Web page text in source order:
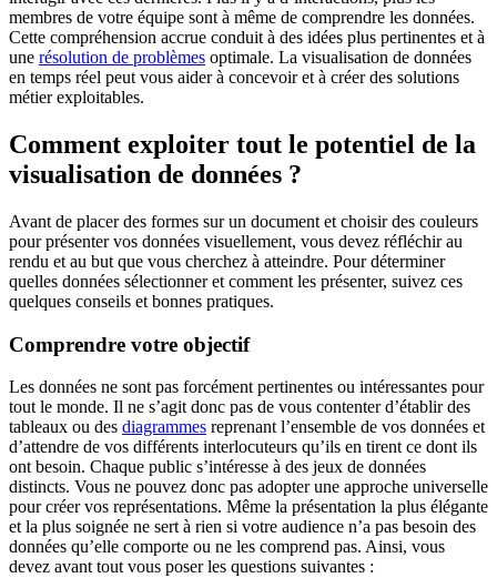
membres de votre équipe sont à même de comprendre les données.
Cette compréhension accrue conduit à des idées plus pertinentes et à
une résolution de problèmes optimale. La visualisation de données
en temps réel peut vous aider à concevoir et à créer des solutions
métier exploitables.
Comment exploiter tout le potentiel de la
visualisation de données ?
Avant de placer des formes sur un document et choisir des couleurs
pour présenter vos données visuellement, vous devez réfléchir au
rendu et au but que vous cherchez à atteindre. Pour déterminer
quelles données sélectionner et comment les présenter, suivez ces
quelques conseils et bonnes pratiques.
Comprendre votre objectif
Les données ne sont pas forcément pertinentes ou intéressantes pour
tout le monde. Il ne s’agit donc pas de vous contenter d’établir des
tableaux ou des diagrammes reprenant l’ensemble de vos données et
d’attendre de vos différents interlocuteurs qu’ils en tirent ce dont ils
ont besoin. Chaque public s’intéresse à des jeux de données
distincts. Vous ne pouvez donc pas adopter une approche universelle
pour créer vos représentations. Même la présentation la plus élégante
et la plus soignée ne sert à rien si votre audience n’a pas besoin des
données qu’elle comporte ou ne les comprend pas. Ainsi, vous
devez avant tout vous poser les questions suivantes :